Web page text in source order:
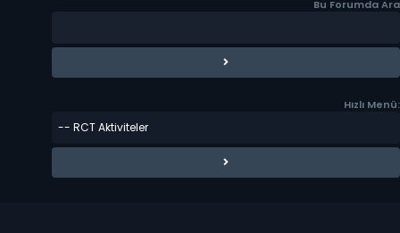
Bu Forumda Ara
Hızlı Menü: